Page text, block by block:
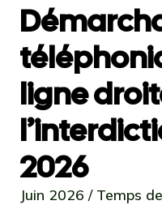
ligne
2026
Juin 2026 / Temps